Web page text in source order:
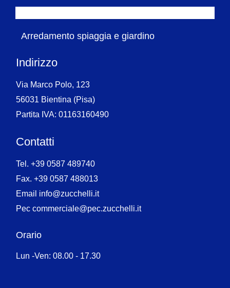
Arredamento spiaggia e giardino
Indirizzo
Via Marco Polo, 123
56031 Bientina (Pisa)
Partita IVA: 01163160490
Contatti
Tel. +39 0587 489740
Fax. +39 0587 488013
Email info@zucchelli.it
Pec commerciale@pec.zucchelli.it
Orario
Lun -Ven: 08.00 - 17.30